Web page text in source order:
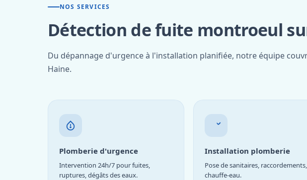
NOS SERVICES
Détection de fuite montroeul
Du dépannage d'urgence à l'installation planifiée, notre équipe
Haine.
Plomberie d'urgence
Intervention 24h/7 pour fuites,
ruptures, dégâts des eaux.
Installation plomberie
Pose de sanitaires, raccordements,
chauffe-eau.